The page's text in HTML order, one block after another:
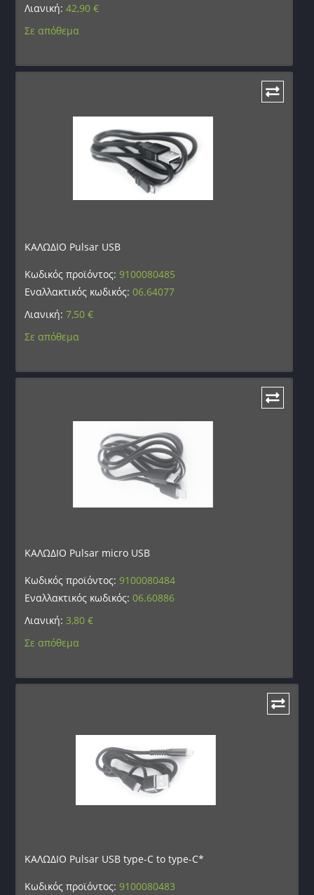
Λιανική:42,90€
Σε απόθεμα
ΚΑΛΩΔΙΟ Pulsar USB
Κωδικός προϊόντος:9100080485
Εναλλακτικός κωδικός:06.64077
Λιανική:7,50€
Σε απόθεμα
ΚΑΛΩΔΙΟ Pulsar micro USB
Κωδικός προϊόντος:9100080484
Εναλλακτικός κωδικός:06.60886
Λιανική: 3,80€
Σε απόθεμα
ΚΑΛΩΔΙΟ Pulsar USB type-C to type-C*
Κωδικός προϊόντος:9100080483